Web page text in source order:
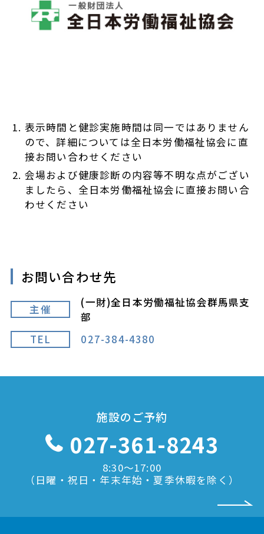
表示時間と健診実施時間は同一ではありません
ので、詳細については全日本労働福祉協会に直
接お問い合わせください
会場および健康診断の内容等不明な点がござい
ましたら、全日本労働福祉協会に直接お問い合
わせください
お問い合わせ先
主催
(一財)全日本労働福祉協会群馬県支
部
TEL
027-384-4380
施設のご予約
027-361-8243
8:30〜17:00
（日曜・祝日・年末年始・夏季休暇を除く）